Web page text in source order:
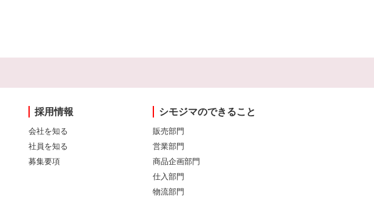
採用情報
会社を知る
社員を知る
募集要項
シモジマのできること
販売部門
営業部門
商品企画部門
仕入部門
物流部門